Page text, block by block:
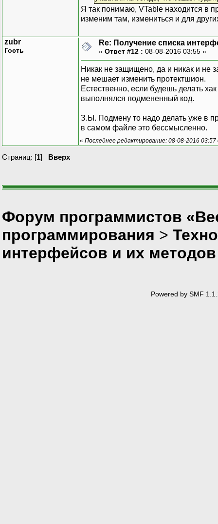
Я так понимаю, VTable находится в
изменим там, измениться и для
zubr
Гость
Re: Получение списка
« Ответ #12 : 08-08-2016 03:55 »
Никак не защищено, да и никак и не
не мешает изменить протектшион.
Естественно, если будешь делать
выполнялся подмененный код.
З.Ы. Подмену то надо делать уже в
в самом файле это бессмысленно.
« Последнее редактирование: 08-08-2016
Страниц: [1] Вверх
Форум программистов
программирования > Техно
интерфейсов и их методов
Powered by SMF